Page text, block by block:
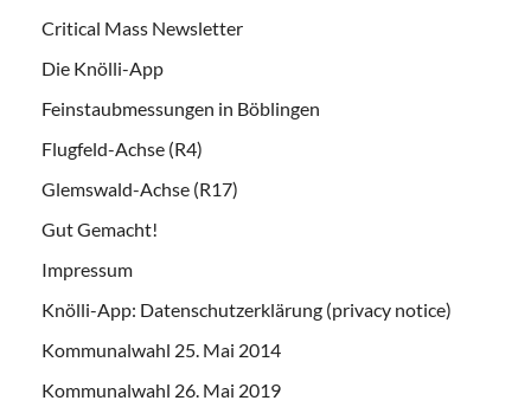
Critical Mass Newsletter
Die Knölli-App
Feinstaubmessungen in Böblingen
Flugfeld-Achse (R4)
Glemswald-Achse (R17)
Gut Gemacht!
Impressum
Knölli-App: Datenschutzerklärung (privacy notice)
Kommunalwahl 25. Mai 2014
Kommunalwahl 26. Mai 2019